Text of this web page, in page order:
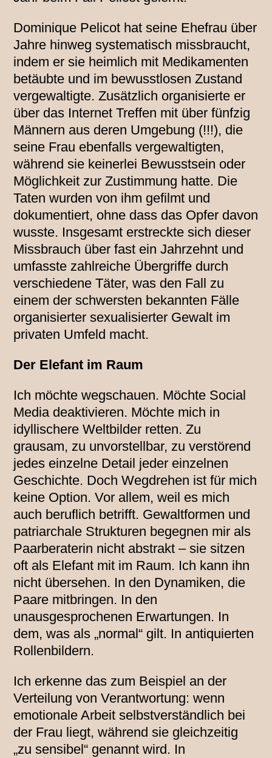
Dominique Pelicot hat seine Ehefrau über
Jahre hinweg systematisch missbraucht,
indem er sie heimlich mit Medikamenten
betäubte und im bewusstlosen Zustand
vergewaltigte. Zusätzlich organisierte er
über das Internet Treffen mit über fünfzig
Männern aus deren Umgebung (!!!), die
seine Frau ebenfalls vergewaltigten,
während sie keinerlei Bewusstsein oder
Möglichkeit zur Zustimmung hatte. Die
Taten wurden von ihm gefilmt und
dokumentiert, ohne dass das Opfer davon
wusste. Insgesamt erstreckte sich dieser
Missbrauch über fast ein Jahrzehnt und
umfasste zahlreiche Übergriffe durch
verschiedene Täter, was den Fall zu
einem der schwersten bekannten Fälle
organisierter sexualisierter Gewalt im
privaten Umfeld macht.
Der Elefant im Raum
Ich möchte wegschauen. Möchte Social
Media deaktivieren. Möchte mich in
idyllischere Weltbilder retten. Zu
grausam, zu unvorstellbar, zu verstörend
jedes einzelne Detail jeder einzelnen
Geschichte. Doch Wegdrehen ist für mich
keine Option. Vor allem, weil es mich
auch beruflich betrifft. Gewaltformen und
patriarchale Strukturen begegnen mir als
Paarberaterin nicht abstrakt – sie sitzen
oft als Elefant mit im Raum. Ich kann ihn
nicht übersehen. In den Dynamiken, die
Paare mitbringen. In den
unausgesprochenen Erwartungen. In
dem, was als „normal“ gilt. In antiquierten
Rollenbildern.
Ich erkenne das zum Beispiel an der
Verteilung von Verantwortung: wenn
emotionale Arbeit selbstverständlich bei
der Frau liegt, während sie gleichzeitig
„zu sensibel“ genannt wird. In